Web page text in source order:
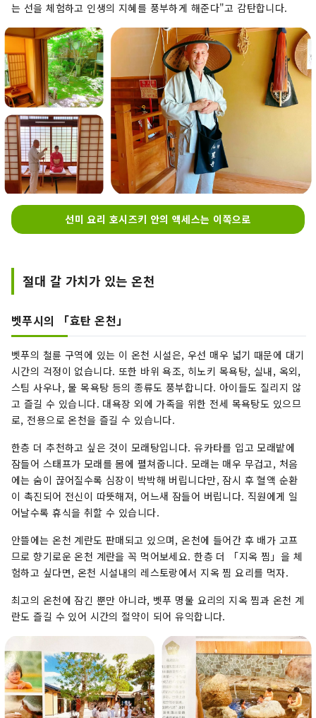
는 선을 체험하고 인생의 지혜를 풍부하게 해준다"고 감탄합니다.
선미 요리 호시즈키 안의 액세스는 이쪽으로
절대 갈 가치가 있는 온천
벳푸시의 「효탄 온천」
벳푸의 철륜 구역에 있는 이 온천 시설은, 우선 매우 넓기 때문에 대기
시간의 걱정이 없습니다. 또한 바위 욕조, 히노키 목욕탕, 실내, 옥외,
스팀 사우나, 물 목욕탕 등의 종류도 풍부합니다. 아이들도 질리지 않
고 즐길 수 있습니다. 대욕장 외에 가족을 위한 전세 목욕탕도 있으므
로, 전용으로 온천을 즐길 수 있습니다.
한층 더 추천하고 싶은 것이 모래탕입니다. 유카타를 입고 모래밭에
잠들어 스태프가 모래를 몸에 펼쳐줍니다. 모래는 매우 무겁고, 처음
에는 숨이 끊어질수록 심장이 박박해 버립니다만, 잠시 후 혈액 순환
이 촉진되어 전신이 따뜻해져, 어느새 잠들어 버립니다. 직원에게 일
어날수록 휴식을 취할 수 있습니다.
안뜰에는 온천 계란도 판매되고 있으며, 온천에 들어간 후 배가 고프
므로 향기로운 온천 계란을 꼭 먹어보세요. 한층 더 「지옥 찜」을 체
험하고 싶다면, 온천 시설내의 레스토랑에서 지옥 찜 요리를 먹자.
최고의 온천에 잠긴 뿐만 아니라, 벳푸 명물 요리의 지옥 찜과 온천 계
란도 즐길 수 있어 시간의 절약이 되어 유익합니다.